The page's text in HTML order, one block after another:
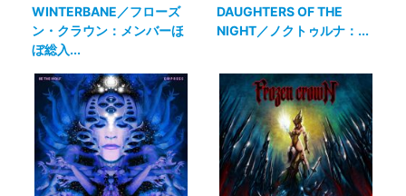
WINTERBANE／フローズ
ン・クラウン：メンバーほ
ぼ総入...
DAUGHTERS OF THE
NIGHT／ノクトゥルナ：...